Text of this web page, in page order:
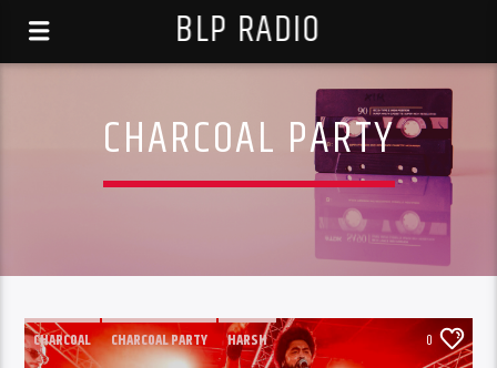
BLP RADIO
CHARCOAL PARTY
CHARCOAL CHARCOAL PARTY
HARSH
0